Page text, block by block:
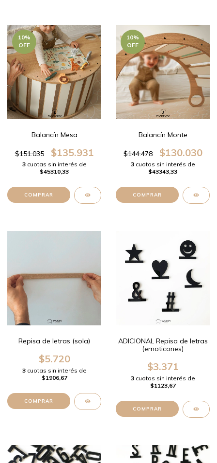
10%
OFF
Balancín Mesa
$151.035 $135.931
3cuotas sin interés de
$45310,33
10%
OFF
Balancín Monte
$144.478 $130.030
3cuotas sin interés de
$43343,33
Repisa de letras (sola)
$5.720
3cuotas sin interés de
$1906,67
COMPRAR
ADICIONAL Repisa de letras
(emoticones)
$3.371
3cuotas sin interés de
$1123,67
COMPRAR